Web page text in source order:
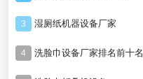
3 湿厕纸机器设备厂家
4 洗脸巾设备厂家排名前十名